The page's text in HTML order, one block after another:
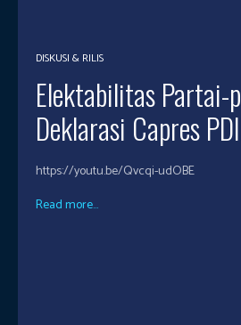
DISKUSI & RILIS
Elektabilitas Partai-
Deklarasi Capres
https://youtu.be/Qvcqi-udOBE
Read more...